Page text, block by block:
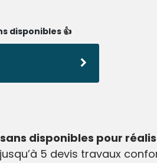
disponibles 👍
disponibles pour
5 devis travaux